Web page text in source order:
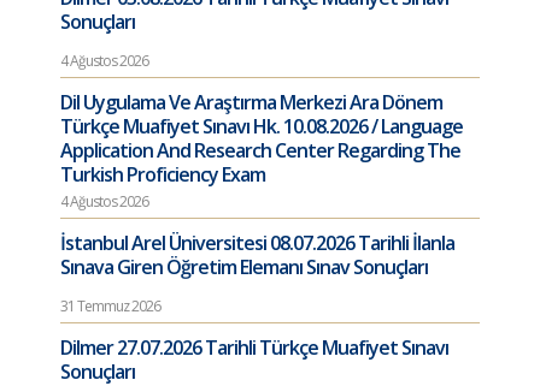
Sonuçları
4 Ağustos 2026
Dil Uygulama Ve Araştırma Merkezi Ara Dönem
Türkçe Muafiyet Sınavı Hk. 10.08.2026 / Language
Application And Research Center Regarding The
Turkish Proficiency Exam
4 Ağustos 2026
İstanbul Arel Üniversitesi 08.07.2026 Tarihli İlanla
Sınava Giren Öğretim Elemanı Sınav Sonuçları
31 Temmuz 2026
Dilmer 27.07.2026 Tarihli Türkçe Muafiyet Sınavı
Sonuçları